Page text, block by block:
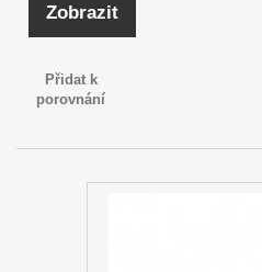
Zobrazit
Přidat k
porovnání